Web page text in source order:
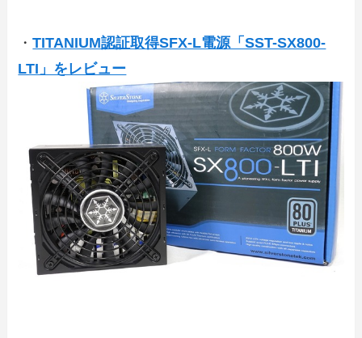
・TITANIUM認証取得SFX-L電源「SST-SX800-
LTI」をレビュー